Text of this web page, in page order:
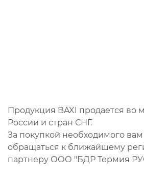
Продукция BAXI продается во
России и стран СНГ.
За покупкой необходимого
обращаться к ближайшему
партнеру ООО "БДР Термия